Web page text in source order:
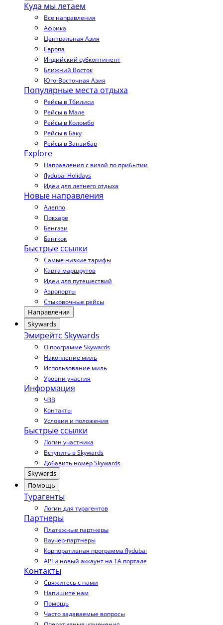
Куда мы летаем
Все направления
Африка
Центральная Азия
Европа
Индийский субконтинент
Ближний Восток
Юго-Восточная Азия
Популярные места отдыха
Рейсы в Тбилиси
Рейсы в Мале
Рейсы в Коломбо
Рейсы в Баку
Рейсы в Занзибар
Explore
Направления с визой по прибытии
flydubai Holidays
Идеи для летнего отдыха
Новые направления
Алеппо
Покхаре
Бенгази
Бангкок
Быстрые ссылки
Самые низкие тарифы
Карта маршрутов
Идеи для путешествий
Аэропорты
Стыковочные рейсы
Направления
Skywards
Эмирейтс Skywards
О программе Skywards
Накопление миль
Использование миль
Уровни участия
Информация
ЧЗВ
Контакты
Условия и положения
Быстрые ссылки
Логин участника
Вступить в Skywards
Добавить номер Skywards
Skywards
Помощь
Турагенты
Логин для турагентов
Партнеры
Платежные партнеры
Ваучер-партнеры
Корпоративная программа flydubai
API и новый аккаунт на TA портале
Контакты
Свяжитесь с нами
Напишите нам
Помощь
Часто задаваемые вопросы